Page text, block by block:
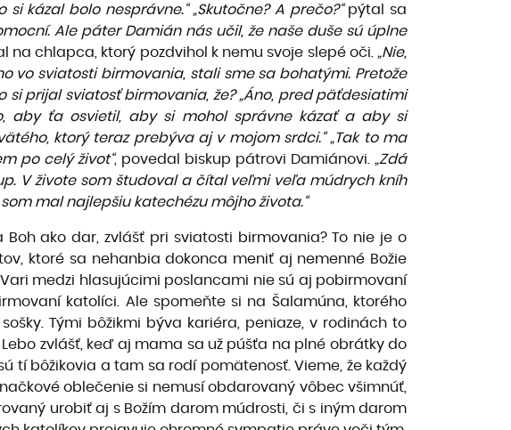
si kázal bolo nesprávne.“ „Skutočne? A prečo?“pýtal sa
Ale páter Damián nás učil, že naše duše sú úplne
na chlapca, ktorý pozdvihol k nemu svoje slepé oči.„Nie,
vo sviatosti birmovania, stali sme sa bohatými. Pretože
prijal sviatosť birmovania, že? „Áno, pred päťdesiatimi
aby ťa osvietil, aby si mohol správne kázať a aby si
ktorý teraz prebýva aj v mojom srdci.“ „Tak to ma
po celý život“, povedal biskup pátrovi Damiánovi. „Zdá
V živote som študoval a čítal veľmi veľa múdrych kníh
mal najlepšiu katechézu môjho života.“
ako dar, zvlášť pri sviatosti birmovania? To nie je o
ktoré sa nehanbia dokonca meniť aj nemenné Božie
medzi hlasujúcimi poslancami nie sú aj pobirmovaní
katolíci. Ale spomeňte si na Šalamúna, ktorého
Tými bôžikmi býva kariéra, peniaze, v rodinách to
zvlášť, keď aj mama sa už púšťa na plné obrátky do
tí bôžikovia a tam sa rodí pomätenosť. Vieme, že každý
oblečenie si nemusí obdarovaný vôbec všimnúť,
urobiť aj s Božím darom múdrosti, či s iným darom